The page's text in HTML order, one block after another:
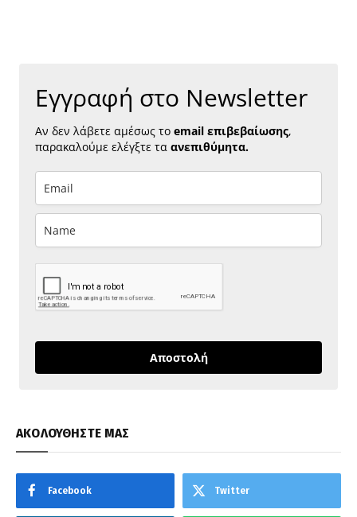
Εγγραφή στο Newsletter
Αν δεν λάβετε αμέσως το email επιβεβαίωσης,
παρακαλούμε ελέγξτε τα ανεπιθύμητα.
Αποστολή
ΑΚΟΛΟΥΘΗΣΤΕ ΜΑΣ
Facebook Twitter